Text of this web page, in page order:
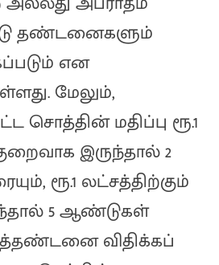
தண்டனைகளும்
என
மேலும்,
சொத்தின் மதிப்பு ரூ.1
இருந்தால் 2
ரூ.1 லட்சத்திற்கும்
5 ஆண்டுகள்
விதிக்கப்